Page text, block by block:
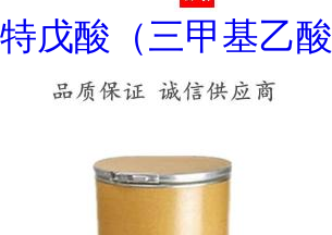
特戊酸（三甲基乙酸